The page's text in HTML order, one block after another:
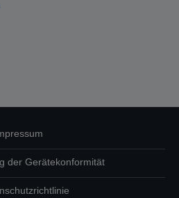
der Gerätekonformität